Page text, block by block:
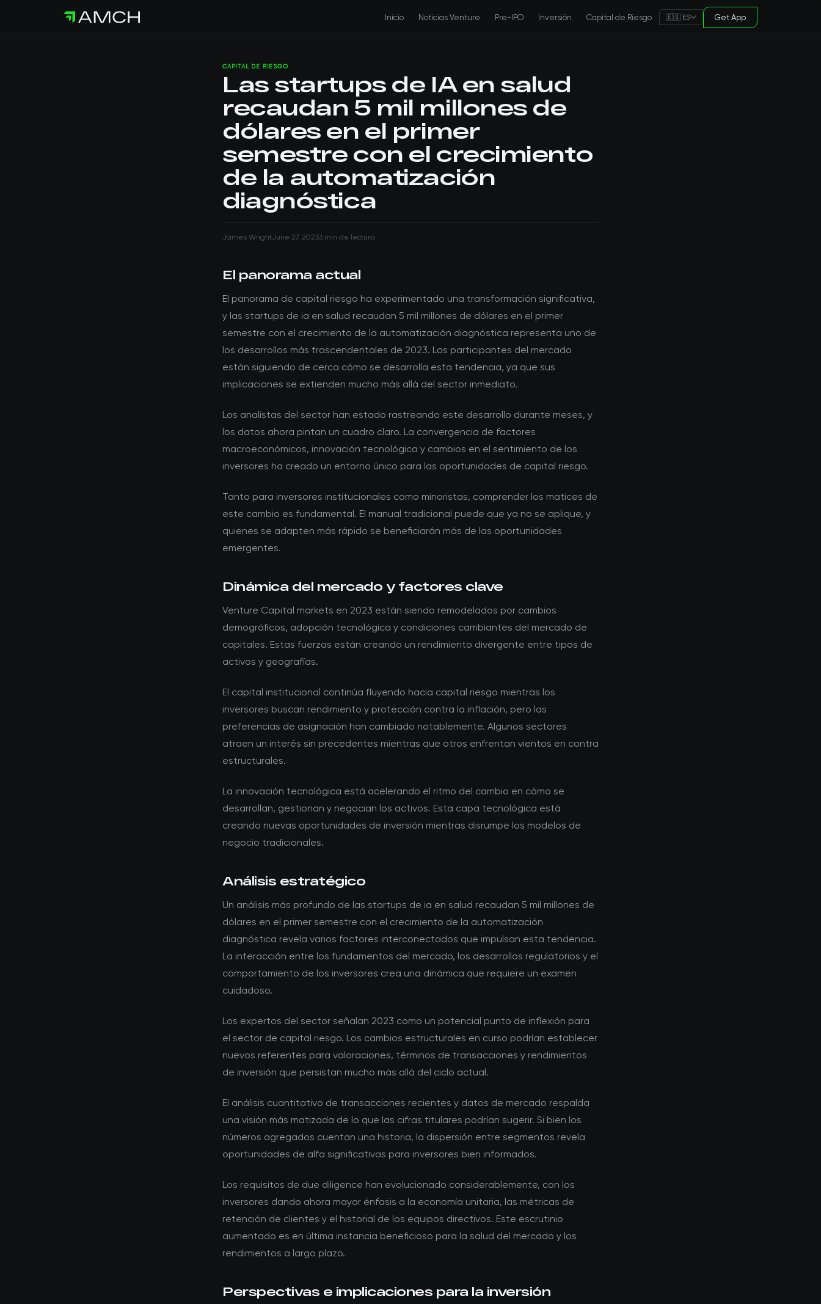
Inicio Noticias Venture Pre-IPO Inversión Capital de Riesgo 🇪🇸 ES Get App
CAPITAL DE RIESGO
Las startups de IA en salud
recaudan 5 mil millones de
dólares en el primer
semestre con el crecimiento
de la automatización
diagnóstica
James WrightJune 27, 20233 min de lectura
El panorama actual
El panorama de capital riesgo ha experimentado una transformación significativa,
y las startups de ia en salud recaudan 5 mil millones de dólares en el primer
semestre con el crecimiento de la automatización diagnóstica representa uno de
los desarrollos más trascendentales de 2023. Los participantes del mercado
están siguiendo de cerca cómo se desarrolla esta tendencia, ya que sus
implicaciones se extienden mucho más allá del sector inmediato.
Los analistas del sector han estado rastreando este desarrollo durante meses, y
los datos ahora pintan un cuadro claro. La convergencia de factores
macroeconómicos, innovación tecnológica y cambios en el sentimiento de los
inversores ha creado un entorno único para las oportunidades de capital riesgo.
Tanto para inversores institucionales como minoristas, comprender los matices de
este cambio es fundamental. El manual tradicional puede que ya no se aplique, y
quienes se adapten más rápido se beneficiarán más de las oportunidades
emergentes.
Dinámica del mercado y factores clave
Venture Capital markets en 2023 están siendo remodelados por cambios
demográficos, adopción tecnológica y condiciones cambiantes del mercado de
capitales. Estas fuerzas están creando un rendimiento divergente entre tipos de
activos y geografías.
El capital institucional continúa fluyendo hacia capital riesgo mientras los
inversores buscan rendimiento y protección contra la inflación, pero las
preferencias de asignación han cambiado notablemente. Algunos sectores
atraen un interés sin precedentes mientras que otros enfrentan vientos en contra
estructurales.
La innovación tecnológica está acelerando el ritmo del cambio en cómo se
desarrollan, gestionan y negocian los activos. Esta capa tecnológica está
creando nuevas oportunidades de inversión mientras disrumpe los modelos de
negocio tradicionales.
Análisis estratégico
Un análisis más profundo de las startups de ia en salud recaudan 5 mil millones de
dólares en el primer semestre con el crecimiento de la automatización
diagnóstica revela varios factores interconectados que impulsan esta tendencia.
La interacción entre los fundamentos del mercado, los desarrollos regulatorios y el
comportamiento de los inversores crea una dinámica que requiere un examen
cuidadoso.
Los expertos del sector señalan 2023 como un potencial punto de inflexión para
el sector de capital riesgo. Los cambios estructurales en curso podrían establecer
nuevos referentes para valoraciones, términos de transacciones y rendimientos
de inversión que persistan mucho más allá del ciclo actual.
El análisis cuantitativo de transacciones recientes y datos de mercado respalda
una visión más matizada de lo que las cifras titulares podrían sugerir. Si bien los
números agregados cuentan una historia, la dispersión entre segmentos revela
oportunidades de alfa significativas para inversores bien informados.
Los requisitos de due diligence han evolucionado considerablemente, con los
inversores dando ahora mayor énfasis a la economía unitaria, las métricas de
retención de clientes y el historial de los equipos directivos. Este escrutinio
aumentado es en última instancia beneficioso para la salud del mercado y los
rendimientos a largo plazo.
Perspectivas e implicaciones para la inversión